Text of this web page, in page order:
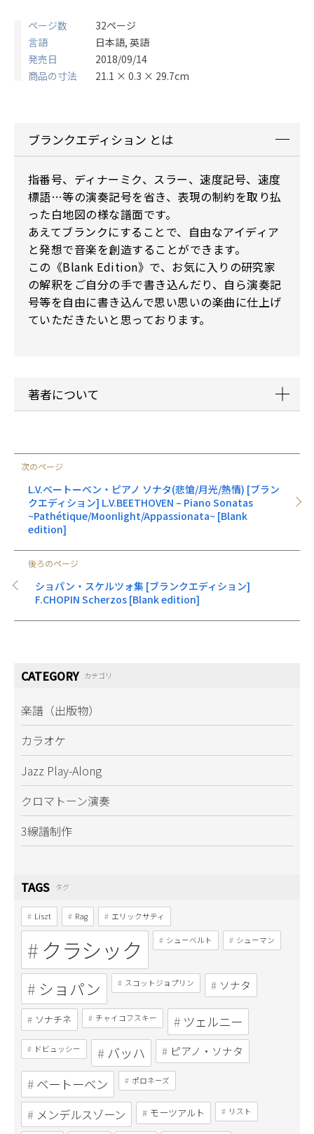
ページ数
32ページ
言語
日本語, 英語
発売日
2018/09/14
商品の寸法
21.1 × 0.3 × 29.7cm
ブランクエディション とは
指番号、ディナーミク、スラー、速度記号、速度
標語…等の演奏記号を省き、表現の制約を取り払
った白地図の様な譜面です。
あえてブランクにすることで、自由なアイディア
と発想で音楽を創造することができます。
この《Blank Edition》で、お気に入りの研究家
の解釈をご自分の手で書き込んだり、自ら演奏記
号等を自由に書き込んで思い思いの楽曲に仕上げ
ていただきたいと思っております。
著者について
ロマチックノーテーション(3線譜)やクロマチック
キーボード(ラピアン、ホールトーン、クロマトー
ン)の開発者。
最近では、クロマトーンのiPad用アプリケーショ
ンなども発表し、ベストセラートップ10入りを果
たすなど、音楽に関わる活動範囲は多岐にわた
る。
てしまうスーパープレイは圧巻。
さらにはクロマチックミュージックラボにて、ム
トウ音楽メソッドによるアーティスト指導もおこ
素材がふんだんに活かされている。
により、アーティスト達からも絶大な信頼を得て
後ろのページ
ショパン・スケルツォ集 [ブランクエディション]
F.CHOPIN Scherzos [Blank edition]
次のページ
L.V.ベートーベン・ピアノ ソナタ(悲愴/月光/熱情) [ブラン
クエディション] L.V.BEETHOVEN – Piano Sonatas
~Pathétique/Moonlight/Appassionata~ [Blank
edition]
CATEGORY カテゴリ
楽譜（出版物）
カラオケ
Jazz Play-Along
クロマトーン演奏
3線譜制作
TAGS タグ
Liszt Rag エリックサティ
クラシック シューベルト シューマン
ショパン スコットジョプリン ソナタ
ソナチネ チャイコフスキー ツェルニー
ドビュッシー バッハ ピアノ・ソナタ
ベートーベン ポロネーズ
メンデルスゾーン モーツアルト リスト